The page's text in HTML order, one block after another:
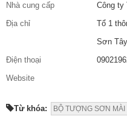
Nhà cung cấp
Công ty
Địa chỉ
Tổ 1
Sơn
Điện thoại
Website
Từ khóa: BỘ TƯỢNG SƠN